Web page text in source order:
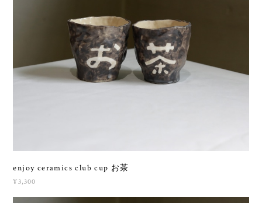
enjoy ceramics club cup お茶
¥3,300